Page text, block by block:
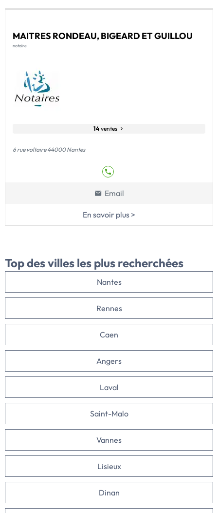
MAITRES RONDEAU, BIGEARD ET GUILLOU
notaire
14 ventes
6 rue voltaire 44000 Nantes
Email
En savoir plus >
Top des villes les plus recherchées
Nantes
Rennes
Caen
Angers
Laval
Saint-Malo
Vannes
Lisieux
Dinan